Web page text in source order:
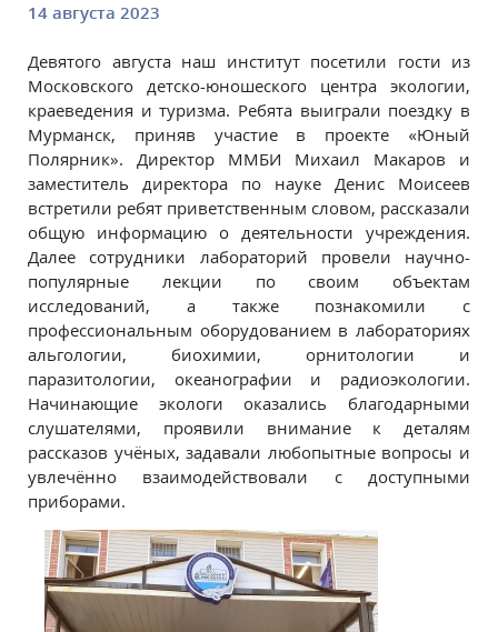
14 августа 2023
Девятого августа наш институт посетили гости из
Московского детско-юношеского центра экологии,
краеведения и туризма. Ребята выиграли поездку в
Мурманск, приняв участие в проекте «Юный
Полярник». Директор ММБИ Михаил Макаров и
заместитель директора по науке Денис Моисеев
встретили ребят приветственным словом, рассказали
общую информацию о деятельности учреждения.
Далее сотрудники лабораторий провели научно-
популярные лекции по своим объектам
исследований, а также познакомили с
профессиональным оборудованием в лабораториях
альгологии, биохимии, орнитологии и
паразитологии, океанографии и радиоэкологии.
Начинающие экологи оказались благодарными
слушателями, проявили внимание к деталям
рассказов учёных, задавали любопытные вопросы и
увлечённо взаимодействовали с доступными
приборами.